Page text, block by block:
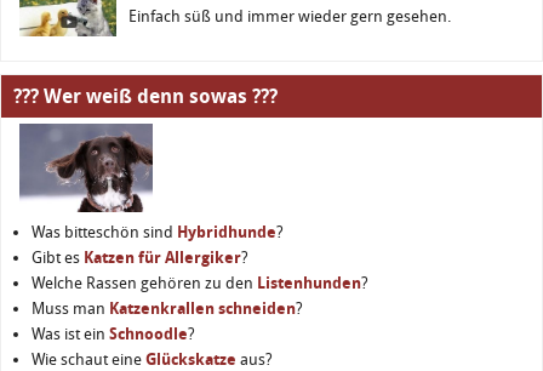
Einfach süß und immer wieder gern gesehen.
??? Wer weiß denn sowas ???
Was bitteschön sind Hybridhunde?
Gibt es Katzen für Allergiker?
Welche Rassen gehören zu den Listenhunden?
Muss man Katzenkrallen schneiden?
Was ist ein Schnoodle?
Wie schaut eine Glückskatze aus?